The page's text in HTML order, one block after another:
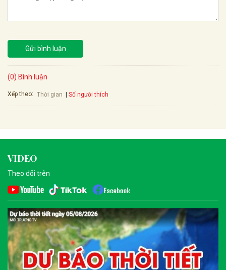
Gửi bình luận
(0) Bình luận
Xếp theo: Thời gian Số người thích
VIDEO
Theo dõi trên